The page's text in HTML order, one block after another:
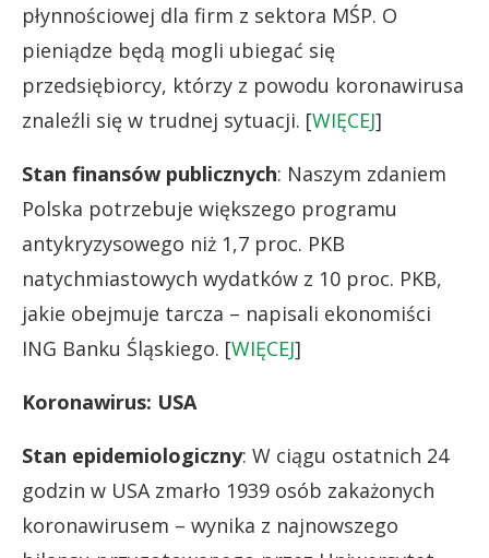
płynnościowej dla firm z sektora MŚP. O
pieniądze będą mogli ubiegać się
przedsiębiorcy, którzy z powodu koronawirusa
znaleźli się w trudnej sytuacji. [WIĘCEJ]
Stan finansów publicznych: Naszym zdaniem
Polska potrzebuje większego programu
antykryzysowego niż 1,7 proc. PKB
natychmiastowych wydatków z 10 proc. PKB,
jakie obejmuje tarcza – napisali ekonomiści
ING Banku Śląskiego. [WIĘCEJ]
Koronawirus: USA
Stan epidemiologiczny: W ciągu ostatnich 24
godzin w USA zmarło 1939 osób zakażonych
koronawirusem – wynika z najnowszego